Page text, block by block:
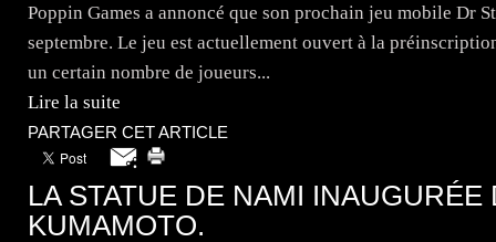
Poppin Games a annoncé que son prochain jeu mobile Dr
septembre. Le jeu est actuellement ouvert à la
un certain nombre de joueurs...
Lire la suite
PARTAGER CET ARTICLE
LA STATUE DE NAMI
KUMAMOTO.